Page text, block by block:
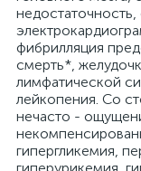
недостаточность,
фибрилляция
смерть*,
лимфатической
лейкопения. Со
нечасто -
гипергликемия,